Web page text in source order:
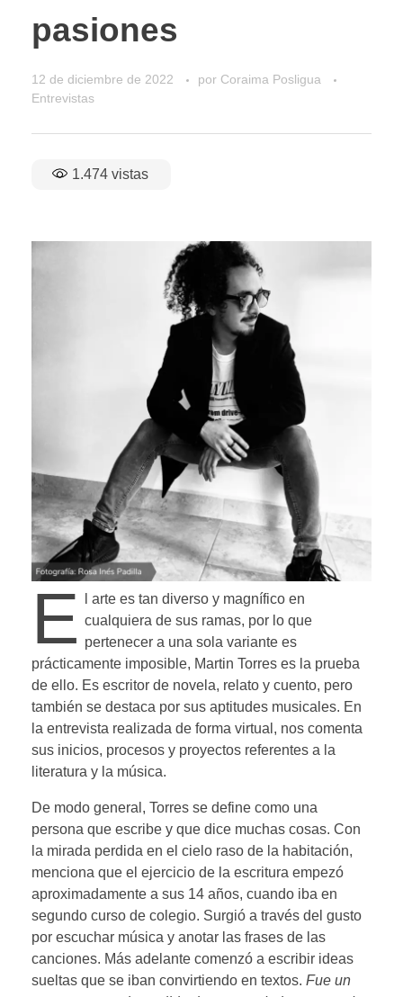
pasiones
12 de diciembre de 2022 por Coraima Posligua
Entrevistas
1.474 vistas
E
l arte es tan diverso y magnífico en
cualquiera de sus ramas, por lo que
pertenecer a una sola variante es
prácticamente imposible, Martin Torres es la prueba
de ello. Es escritor de novela, relato y cuento, pero
también se destaca por sus aptitudes musicales. En
la entrevista realizada de forma virtual, nos comenta
sus inicios, procesos y proyectos referentes a la
literatura y la música.
De modo general, Torres se define como una
persona que escribe y que dice muchas cosas. Con
la mirada perdida en el cielo raso de la habitación,
menciona que el ejercicio de la escritura empezó
aproximadamente a sus 14 años, cuando iba en
segundo curso de colegio. Surgió a través del gusto
por escuchar música y anotar las frases de las
canciones. Más adelante comenzó a escribir ideas
sueltas que se iban convirtiendo en textos. Fue un